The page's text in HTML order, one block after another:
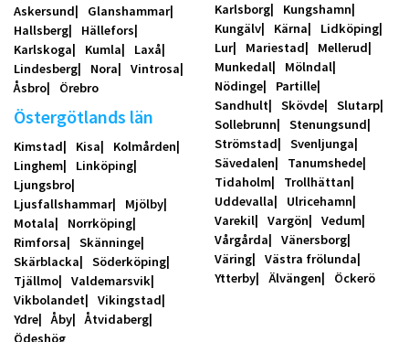
Askersund
Glanshammar
Hallsberg
Hällefors
Karlskoga
Kumla
Laxå
Lindesberg
Nora
Vintrosa
Åsbro
Örebro
Östergötlands län
Kimstad Kisa
Kolmården
Linghem
Linköping
Ljungsbro
Ljusfallshammar
Mjölby
Motala
Norrköping
Rimforsa
Skänninge
Skärblacka
Söderköping
Tjällmo
Valdemarsvik
Vikbolandet
Vikingstad
Ydre
Åby
Åtvidaberg
Karlsborg
Kungshamn
Kungälv
Kärna
Lidköping
Lur
Mariestad
Mellerud
Munkedal
Mölndal
Nödinge
Partille
Sandhult
Skövde
Slutarp
Sollebrunn
Stenungsund
Strömstad
Svenljunga
Sävedalen
Tanumshede
Tidaholm
Trollhättan
Uddevalla
Ulricehamn
Varekil
Vargön
Vedum
Vårgårda
Vänersborg
Väring
Västra frölunda
Ytterby
Älvängen Öckerö